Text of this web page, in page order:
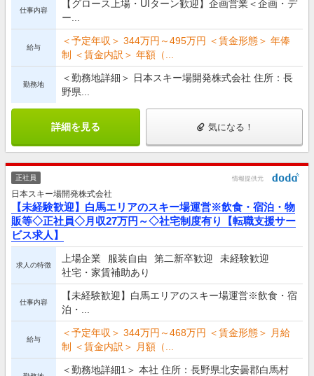
仕事内容
【グロース上場・UIターン歓迎】企画営業＜企画・デ
ー...
給与
＜予定年収＞ 344万円～495万円 ＜賃金形態＞ 年俸
制 ＜賃金内訳＞ 年額（...
勤務地
＜勤務地詳細＞ 日本スキー場開発株式会社 住所：長
野県...
詳細を見る 気になる！
正社員 情報提供元
日本スキー場開発株式会社
【未経験歓迎】白馬エリアのスキー場運営※飲食・宿泊・物
販等◇正社員◇月収27万円～◇社宅制度有り【転職支援サー
ビス求人】
求人の特徴
上場企業 服装自由 第二新卒歓迎
未経験歓迎
社宅・家賃補助あり
仕事内容
【未経験歓迎】白馬エリアのスキー場運営※飲食・宿
泊・...
給与
＜予定年収＞ 344万円～468万円 ＜賃金形態＞ 月給
制 ＜賃金内訳＞ 月額（...
＜勤務地詳細1＞ 本社 住所：長野県北安曇郡白馬村